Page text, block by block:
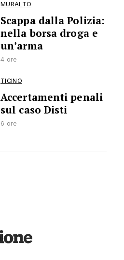
MURALTO
Scappa dalla Polizia:
nella borsa droga e
un’arma
4 ore
TICINO
Accertamenti penali
sul caso Disti
6 ore